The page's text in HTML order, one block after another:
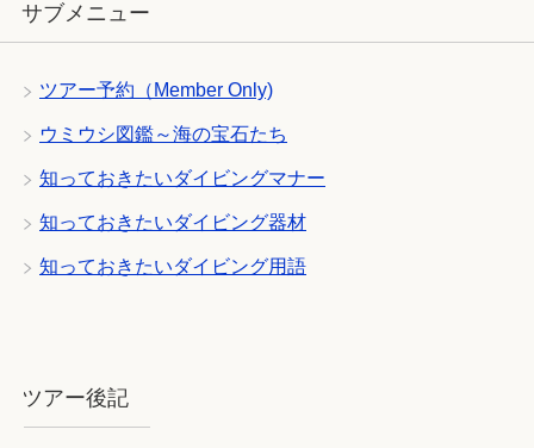
サブメニュー
ツアー予約（Member Only)
ウミウシ図鑑～海の宝石たち
知っておきたいダイビングマナー
知っておきたいダイビング器材
知っておきたいダイビング用語
ツアー後記